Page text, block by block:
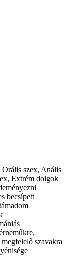
Orális szex, Anális
Extrém dolgok
becsípett
szavakra